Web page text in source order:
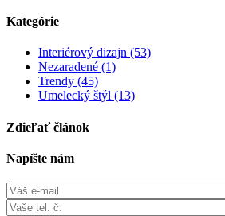
Kategórie
Interiérový dizajn (53)
Nezaradené (1)
Trendy (45)
Umelecký štýl (13)
Zdieľať článok
Napíšte nám